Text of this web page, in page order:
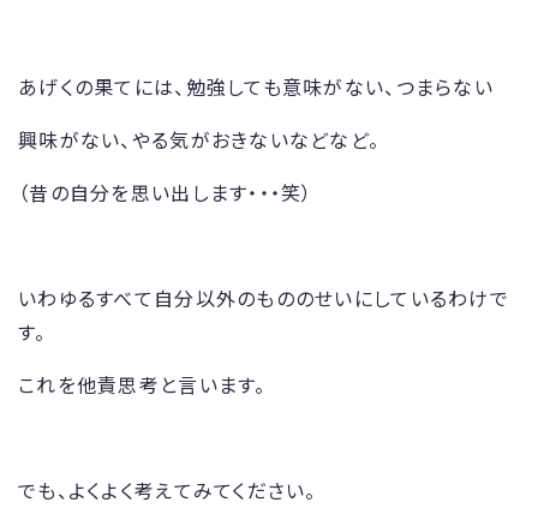
あげくの果てには、勉強しても意味がない、つまらない
興味がない、やる気がおきないなどなど。
（昔の自分を思い出します・・・笑）
いわゆるすべて自分以外のもののせいにしているわけで
す。
これを他責思考と言います。
でも、よくよく考えてみてください。